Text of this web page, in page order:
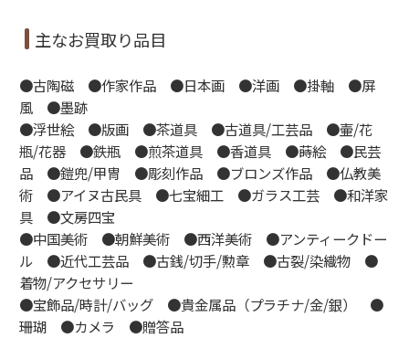
主なお買取り品目
●古陶磁 ●作家作品 ●日本画 ●洋画 ●掛軸 ●屏
風 ●墨跡
●浮世絵 ●版画 ●茶道具 ●古道具/工芸品 ●壷/花
瓶/花器 ●鉄瓶 ●煎茶道具 ●香道具 ●蒔絵 ●民芸
品 ●鎧兜/甲冑 ●彫刻作品 ●ブロンズ作品 ●仏教美
術 ●アイヌ古民具 ●七宝細工 ●ガラス工芸 ●和洋家
具 ●文房四宝
●中国美術 ●朝鮮美術 ●西洋美術 ●アンティークドー
ル ●近代工芸品 ●古銭/切手/勲章 ●古裂/染織物 ●
着物/アクセサリー
●宝飾品/時計/バッグ ●貴金属品（プラチナ/金/銀） ●
珊瑚 ●カメラ ●贈答品